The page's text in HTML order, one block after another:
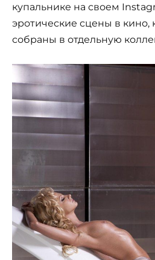
купальнике на своем
эротические сцены в кино,
собраны в отдельную